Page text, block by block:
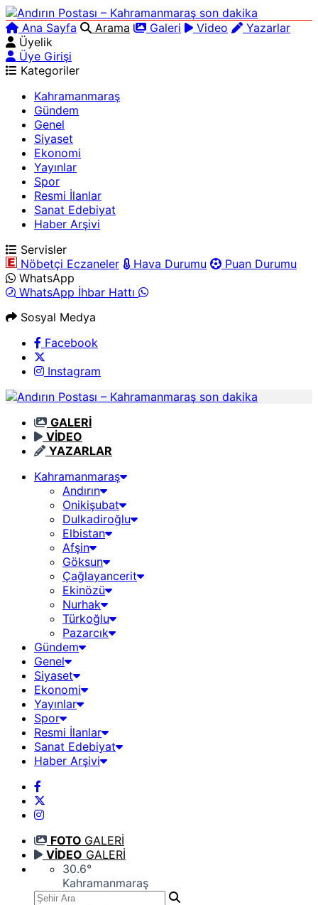
Ana Sayfa Arama Galeri Video
Yazarlar
Üyelik
Üye Girişi
Kategoriler
Kahramanmaraş
Gündem
Genel
Siyaset
Ekonomi
Yayınlar
Spor
Resmi İlanlar
Sanat Edebiyat
Haber Arşivi
Servisler
Nöbetçi Eczaneler
Hava Durumu
Puan Durumu
WhatsApp
WhatsApp İhbar Hattı
Sosyal Medya
Facebook
Instagram
GALERİ
VİDEO
YAZARLAR
Kahramanmaraş
Andırın
Onikişubat
Dulkadiroğlu
Elbistan
Afşin
Göksun
Çağlayancerit
Ekinözü
Nurhak
Türkoğlu
Pazarcık
Gündem
Genel
Siyaset
Ekonomi
Yayınlar
Spor
Resmi İlanlar
Sanat Edebiyat
Haber Arşivi
FOTO GALERİ
VİDEO GALERİ
30.6°
Kahramanmaraş